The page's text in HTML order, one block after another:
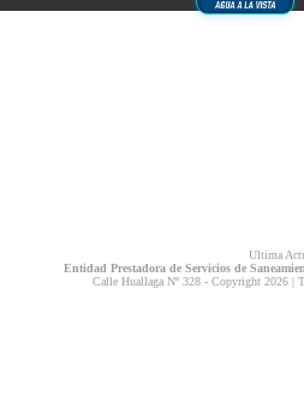
Ultima
Entidad Prestadora de Servicios de
Calle Huallaga Nº 328 - Copyright 2026 |